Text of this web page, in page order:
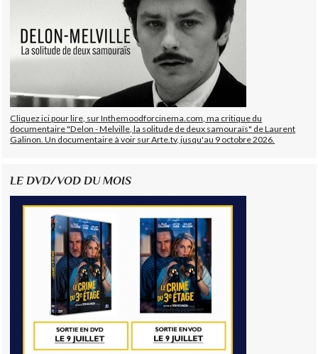
Cliquez ici pour lire, sur Inthemoodforcinema.com, ma critique du
documentaire "Delon - Melville, la solitude de deux samouraïs" de Laurent
Galinon. Un documentaire à voir sur Arte.tv, jusqu'au 9 octobre 2026.
LE DVD/VOD DU MOIS